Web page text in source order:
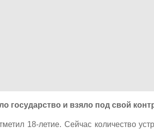
государство и взяло под свой
18-летие. Сейчас количество